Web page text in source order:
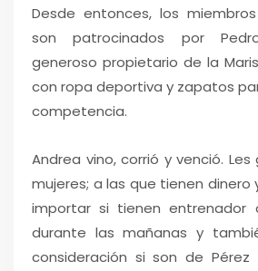
Desde entonces, los
son patrocinados por
generoso propietario de la
con ropa deportiva y zapatos
competencia.
Andrea vino, corrió y venció.
mujeres; a las que tienen dinero
importar si tienen entrenador
durante las mañanas y
consideración si son de Pérez